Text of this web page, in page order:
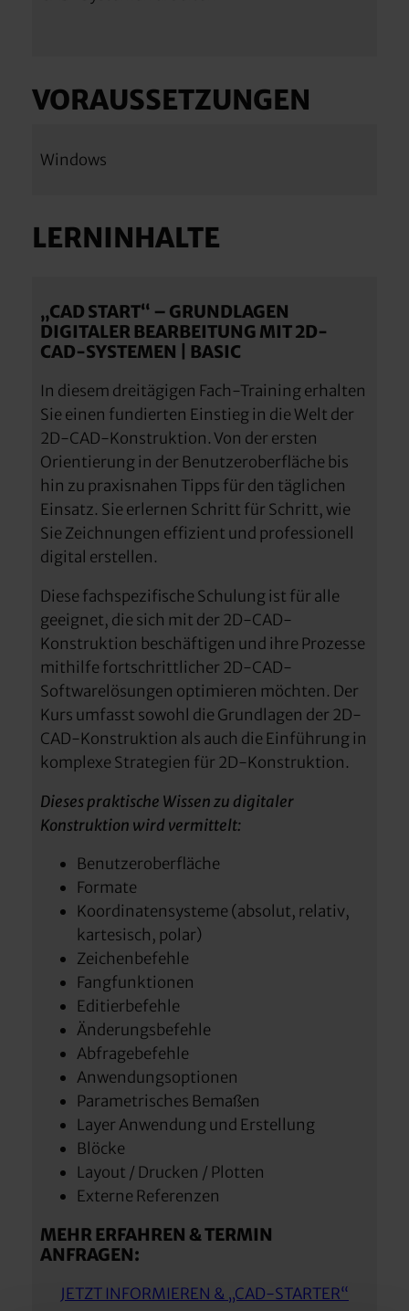
VORAUSSETZUNGEN
Windows
LERNINHALTE
„CAD START“ – GRUNDLAGEN
DIGITALER BEARBEITUNG MIT 2D-
CAD-SYSTEMEN | BASIC
In diesem dreitägigen Fach-Training erhalten
Sie einen fundierten Einstieg in die Welt der
2D-CAD-Konstruktion. Von der ersten
Orientierung in der Benutzeroberfläche bis
hin zu praxisnahen Tipps für den täglichen
Einsatz. Sie erlernen Schritt für Schritt, wie
Sie Zeichnungen effizient und professionell
digital erstellen.
Diese fachspezifische Schulung ist für alle
geeignet, die sich mit der 2D-CAD-
Konstruktion beschäftigen und ihre Prozesse
mithilfe fortschrittlicher 2D-CAD-
Softwarelösungen optimieren möchten. Der
Kurs umfasst sowohl die Grundlagen der 2D-
CAD-Konstruktion als auch die Einführung in
komplexe Strategien für 2D-Konstruktion.
Dieses praktische Wissen zu digitaler
Konstruktion wird vermittelt:
Benutzeroberfläche
Formate
Koordinatensysteme (absolut, relativ,
kartesisch, polar)
Zeichenbefehle
Fangfunktionen
Editierbefehle
Änderungsbefehle
Abfragebefehle
Anwendungsoptionen
Parametrisches Bemaßen
Layer Anwendung und Erstellung
Blöcke
Layout / Drucken / Plotten
Externe Referenzen
MEHR ERFAHREN & TERMIN
ANFRAGEN:
JETZT INFORMIEREN & „CAD-STARTER“